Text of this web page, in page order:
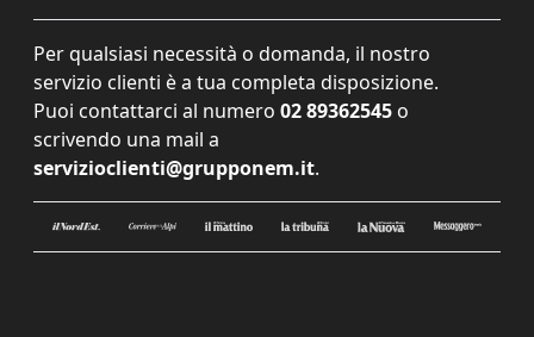
Per qualsiasi necessità o domanda, il nostro
servizio clienti è a tua completa disposizione.
Puoi contattarci al numero 02 89362545 o
scrivendo una mail a
servizioclienti@grupponem.it.